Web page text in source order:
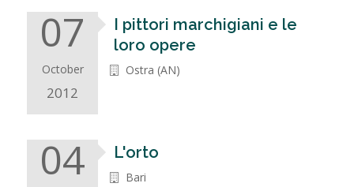
07
October
2012
I pittori marchigiani e le
loro opere
Ostra (AN)
04 L'orto
Bari